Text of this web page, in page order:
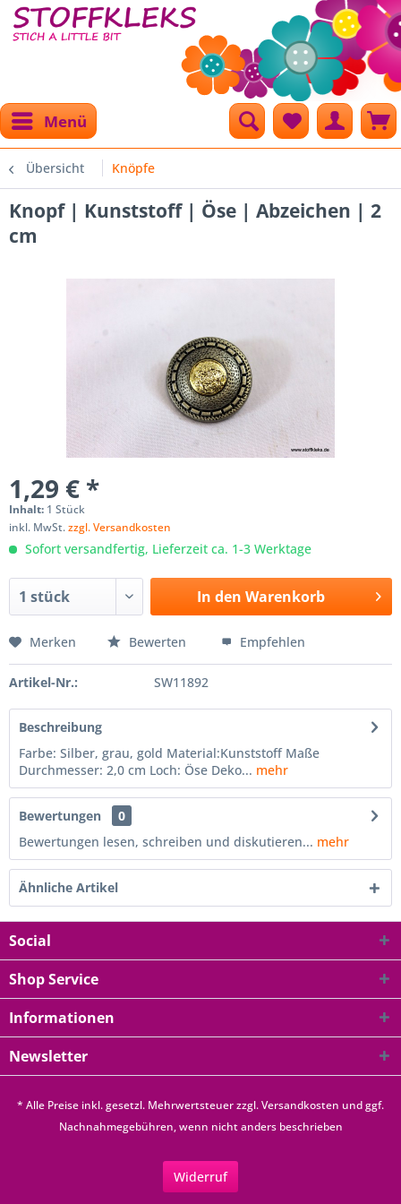
Menü
Übersicht Knöpfe
Knopf | Kunststoff | Öse | Abzeichen | 2
cm
1,29 € *
Inhalt: 1 Stück
inkl. MwSt.zzgl. Versandkosten
Sofort versandfertig, Lieferzeit ca. 1-3 Werktage
In den Warenkorb
Merken Bewerten Empfehlen
Artikel-Nr.: SW11892
Beschreibung
Farbe: Silber, grau, gold Material:Kunststoff Maße
Durchmesser: 2,0 cm Loch: Öse Deko... mehr
Bewertungen
0
Bewertungen lesen, schreiben und diskutieren... mehr
Ähnliche Artikel
Social
Shop Service
Informationen
Newsletter
* Alle Preise inkl. gesetzl. Mehrwertsteuer zzgl.Versandkosten und ggf.
Nachnahmegebühren, wenn nicht anders beschrieben
Widerruf